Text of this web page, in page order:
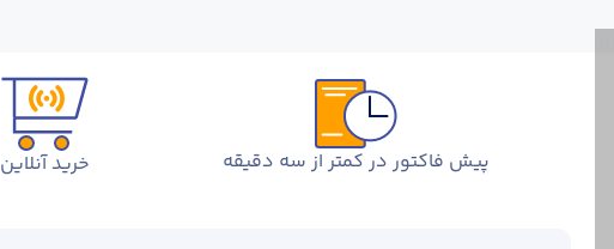
پیش فاکتور در کمتر از سه دقیقه خرید آنلاین